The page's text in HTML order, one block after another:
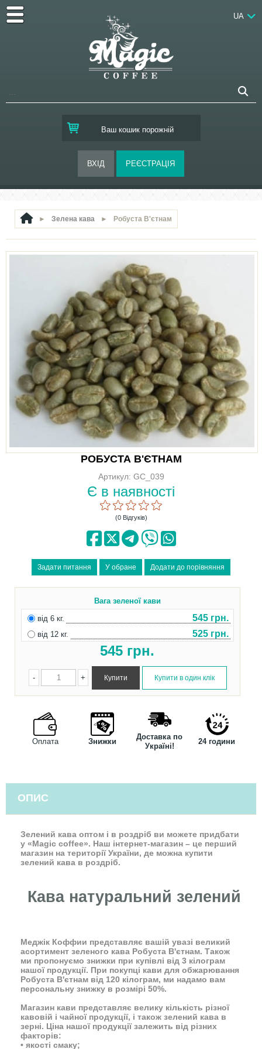
Ваш кошик порожній
UA
► Зелена кава ► Робуста В'єтнам
РОБУСТА В'ЄТНАМ
Артикул: GC_039
Є в наявності
(0 Відгуків)
Вага зеленої кави
від 6 кг.
545 грн.
від 12 кг. 525 грн.
545 грн.
+
-
Оплата Знижки
Доставка по
Україні!
24 години
ОПИС
Зелений кава оптом і в роздріб ви можете придбати
у «Magic coffee». Наш інтернет-магазин – це перший
магазин на території України, де можна купити
зелений кава в роздріб.
Кава натуральний зелений
Меджік Коффии представляє вашій увазі великий
асортимент зеленого кава Робуста В'єтнам. Також
ми пропонуємо знижки при купівлі від 3 кілограм
нашої продукції. При покупці кави для обжарювання
Робуста В'єтнам від 120 кілограм, ми надамо вам
персональну знижку в розмірі 50%.
Магазин кави представляє велику кількість різної
кавовій і чайної продукції, і також зелений кава в
зерні. Ціна нашої продукції залежить від різних
факторів:
• якості смаку;